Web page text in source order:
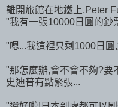
離開旅館在地鐵上,Peter
"我有一張10000日圓的鈔
"嗯...我這裡只剩1000日圓
"那怎麼辦,會不會不夠?要
史迪普有點緊張...